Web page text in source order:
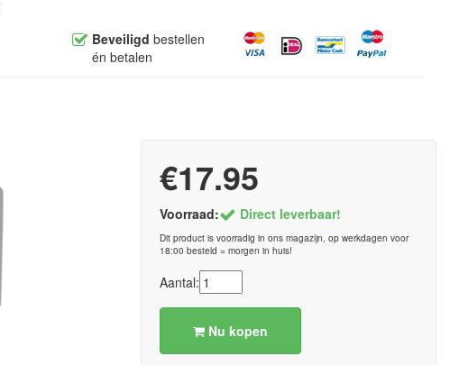
Beveiligd bestellen
én betalen
€17.95
Voorraad: Direct leverbaar!
Dit product is voorradig in ons magazijn, op werkdagen voor
18:00 besteld = morgen in huis!
Aantal:
Nu kopen